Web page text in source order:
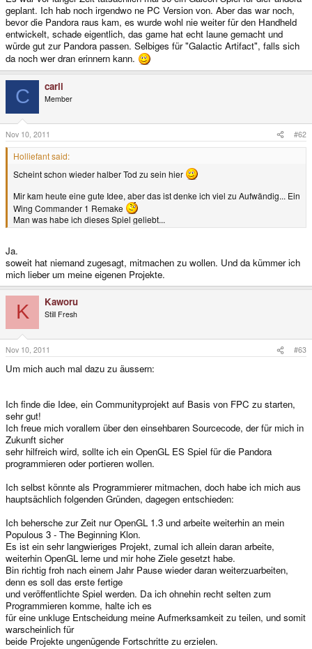
geplant. Ich hab noch irgendwo ne PC Version von. Aber das war noch,
bevor die Pandora raus kam, es wurde wohl nie weiter für den Handheld
entwickelt, schade eigentlich, das game hat echt laune gemacht und
würde gut zur Pandora passen. Selbiges für "Galactic Artifact", falls sich
da noch wer dran erinnern kann.
C carli
Member
Nov 10, 2011 #62
Holliefant said:
Scheint schon wieder halber Tod zu sein hier
Mir kam heute eine gute Idee, aber das ist denke ich viel zu Aufwändig... Ein
Wing Commander 1 Remake
Man was habe ich dieses Spiel geliebt...
Ja.
soweit hat niemand zugesagt, mitmachen zu wollen. Und da kümmer ich
mich lieber um meine eigenen Projekte.
K Kaworu
Still Fresh
Nov 10, 2011 #63
Um mich auch mal dazu zu äussern:
Ich finde die Idee, ein Communityprojekt auf Basis von FPC zu starten,
sehr gut!
Ich freue mich vorallem über den einsehbaren Sourcecode, der für mich in
Zukunft sicher
sehr hilfreich wird, sollte ich ein OpenGL ES Spiel für die Pandora
programmieren oder portieren wollen.
Ich selbst könnte als Programmierer mitmachen, doch habe ich mich aus
hauptsächlich folgenden Gründen, dagegen entschieden:
Ich behersche zur Zeit nur OpenGL 1.3 und arbeite weiterhin an mein
Populous 3 - The Beginning Klon.
Es ist ein sehr langwieriges Projekt, zumal ich allein daran arbeite,
weiterhin OpenGL lerne und mir hohe Ziele gesetzt habe.
Bin richtig froh nach einem Jahr Pause wieder daran weiterzuarbeiten,
denn es soll das erste fertige
und veröffentlichte Spiel werden. Da ich ohnehin recht selten zum
Programmieren komme, halte ich es
für eine unkluge Entscheidung meine Aufmerksamkeit zu teilen, und somit
warscheinlich für
beide Projekte ungenügende Fortschritte zu erzielen.